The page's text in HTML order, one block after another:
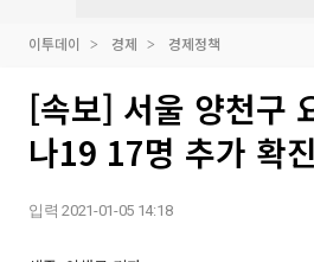
이투데이 경제 경제정책
[속보] 서울 양천구
나19 17명 추가 확
입력 2021-01-05 14:18